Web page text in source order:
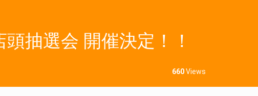
抽選会 開催決定！！
660Views